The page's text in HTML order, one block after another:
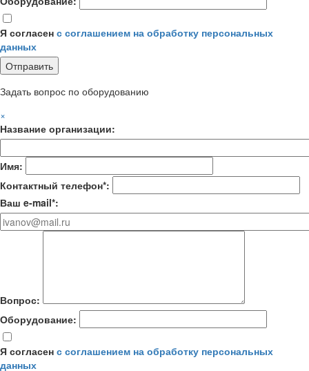
Я согласен с соглашением на обработку персональных
данных
Задать вопрос по оборудованию
×
Название организации:
Имя:
Контактный телефон*:
Ваш e-mail*:
Вопрос:
Оборудование:
Я согласен с соглашением на обработку персональных
данных